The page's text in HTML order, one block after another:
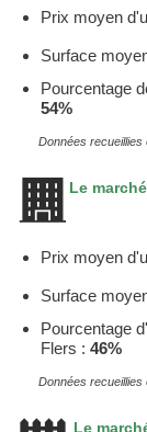
Prix moyen
Surface
Pourcentage
54%
Données recueillies
Le
Prix moyen
Surface
Pourcentage
Flers : 46%
Données recueillies
Le